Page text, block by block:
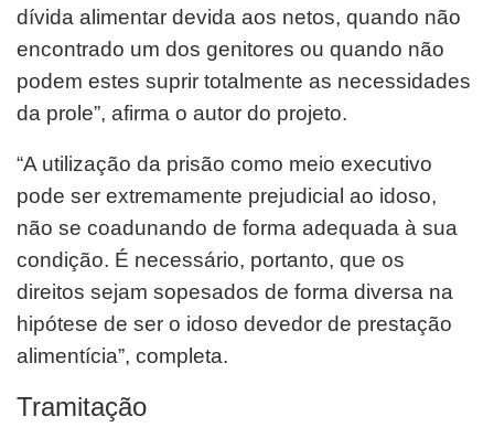
dívida alimentar devida aos netos, quando não
encontrado um dos genitores ou quando não
podem estes suprir totalmente as necessidades
da prole”, afirma o autor do projeto.
“A utilização da prisão como meio executivo
pode ser extremamente prejudicial ao idoso,
não se coadunando de forma adequada à sua
condição. É necessário, portanto, que os
direitos sejam sopesados de forma diversa na
hipótese de ser o idoso devedor de prestação
alimentícia”, completa.
Tramitação